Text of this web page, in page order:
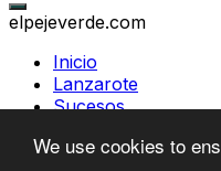
We use cookies to
elpejeverde.com
Inicio
Lanzarote
Sucesos
Política